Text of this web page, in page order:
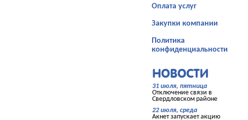
Оплата услуг
Закупки компании
Политика
конфиденциальности
НОВОСТИ
31 июля, пятница
Отключение связи в
Свердловском районе
22 июля, среда
Акнет запускает акцию